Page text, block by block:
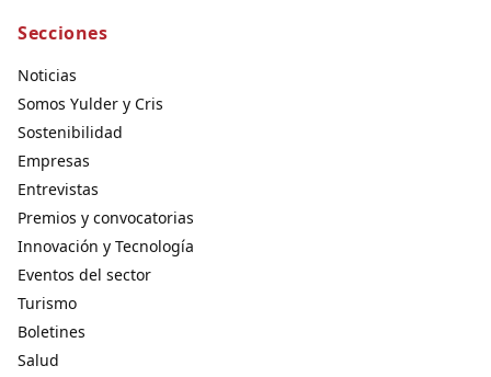
Secciones
Noticias
Somos Yulder y Cris
Sostenibilidad
Empresas
Entrevistas
Premios y convocatorias
Innovación y Tecnología
Eventos del sector
Turismo
Boletines
Salud